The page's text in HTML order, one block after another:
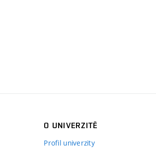
O UNIVERZITĚ
Profil univerzity